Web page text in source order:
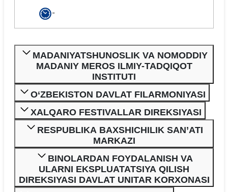
-
MADANIYATSHUNOSLIK VA NOMODDIY
MADANIY MEROS ILMIY-TADQIQOT
INSTITUTI
O‘ZBEKISTON DAVLAT FILARMONIYASI
XALQARO FESTIVALLAR DIREKSIYASI
RESPUBLIKA BAXSHICHILIK SAN’ATI
MARKAZI
BINOLARDAN FOYDALANISH VA
ULARNI EKSPLUATATSIYA QILISH
DIREKSIYASI DAVLAT UNITAR KORXONASI